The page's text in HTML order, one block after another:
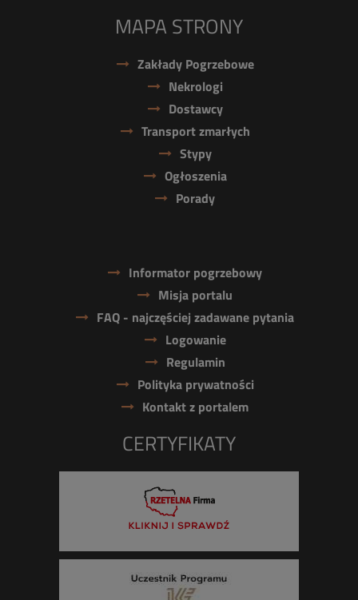
MAPA STRONY
Zakłady Pogrzebowe
Nekrologi
Dostawcy
Transport zmarłych
Stypy
Ogłoszenia
Porady
Informator pogrzebowy
Misja portalu
FAQ - najczęściej zadawane pytania
Logowanie
Regulamin
Polityka prywatności
Kontakt z portalem
CERTYFIKATY